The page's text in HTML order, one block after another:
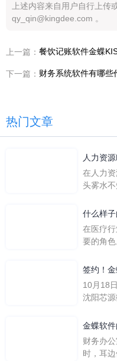
上述内容来自用户自行上传
qy_qin@kingdee.com 。
上一篇：
下一篇：
热门文章
人力资
在人力
头雾水不
么呢？
什么样
在医疗
要的角
一个好
签约！
先企业
10月18
沈阳芯
下简称“
营管控
体化，
金蝶软
财务办
时，耳